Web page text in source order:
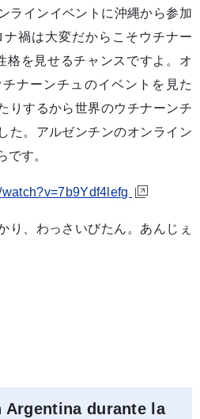
インイベントに沖縄から参加
禍は大変だからこそウチナー
格を見せるチャンスですよ。オ
ナーンチュのイベントを見た
りするから世界のウチナーンチ
た。アルゼンチンのオンライン
です。
り、わっさいびたん。あんじぇ
Argentina durante la